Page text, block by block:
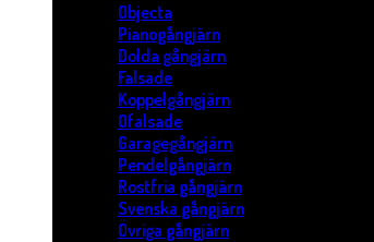
Objecta
Pianogångjärn
Dolda gångjärn
Falsade
Koppelgångjärn
Ofalsade
Garagegångjärn
Pendelgångjärn
Rostfria gångjärn
Svenska gångjärn
Övriga gångjärn